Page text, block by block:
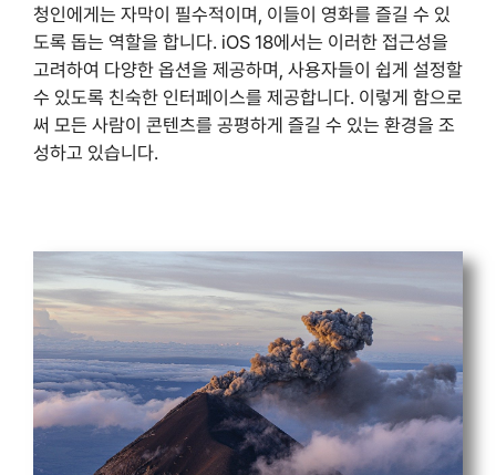
청인에게는 자막이 필수적이며, 이들이 영화를 즐길 수 있
도록 돕는 역할을 합니다. iOS 18에서는 이러한 접근성을
고려하여 다양한 옵션을 제공하며, 사용자들이 쉽게 설정할
수 있도록 친숙한 인터페이스를 제공합니다. 이렇게 함으로
써 모든 사람이 콘텐츠를 공평하게 즐길 수 있는 환경을 조
성하고 있습니다.